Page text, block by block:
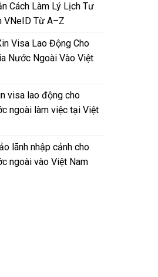
Cách Làm Lý Lịch Tư
VNeID Từ A–Z
Visa Lao Động Cho
Nước Ngoài Vào Việt
visa lao động cho
ngoài làm việc tại Việt
lãnh nhập cảnh cho
ngoài vào Việt Nam